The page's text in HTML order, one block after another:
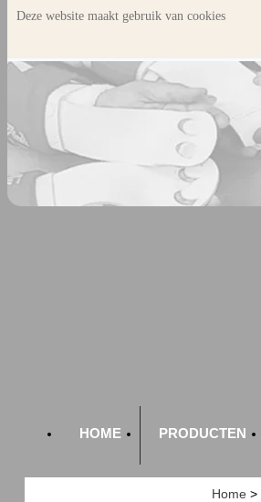
HOME PRODUCTEN
Home>
Deze website maakt gebruik van cookies